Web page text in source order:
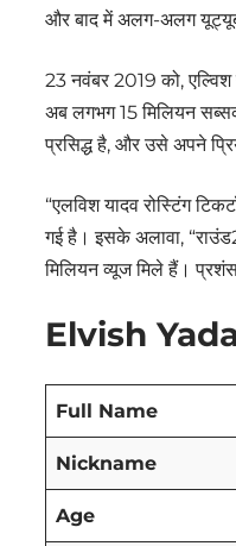
और बाद में अलग-अलग
23 नवंबर 2019 को,
अब लगभग 15 मिलियन
प्रसिद्ध है, और उसे अपने
“एलविश यादव रोस्टिंग
गई है। इसके अलावा,
मिलियन व्यूज मिले हैं।
Elvish
Full Name
Nickname
Age